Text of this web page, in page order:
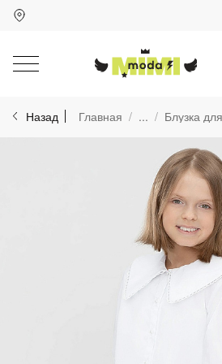
Назад Главная ... Блузка
Для клиентов всех банков
Разбейте
на части
без переплат
График платежей